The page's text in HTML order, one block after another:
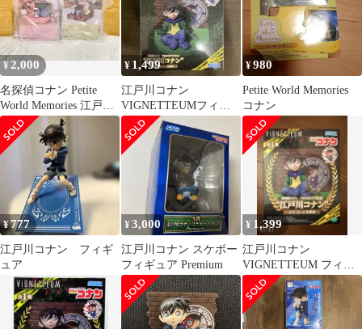
ア プライズ(1123136)
セガ
¥2,000
名探偵コナン Petite
World Memories 江戸川
コナン 毛利蘭
¥ 1,499
江戸川コナン
VIGNETTEUMフィギ
ュア
¥980
Petite World Memories
コナン
¥777
江戸川コナン フィギ
ュア
¥3,000
江戸川コナン スケボー
フィギュア Premium
¥ 1,399
江戸川コナン
VIGNETTEUM フィギ
ュア